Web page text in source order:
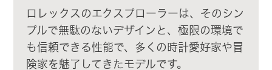
ロレックスのエクスプローラーは、そのシン
プルで無駄のないデザインと、極限の環境で
も信頼できる性能で、多くの時計愛好家や冒
険家を魅了してきたモデルです。